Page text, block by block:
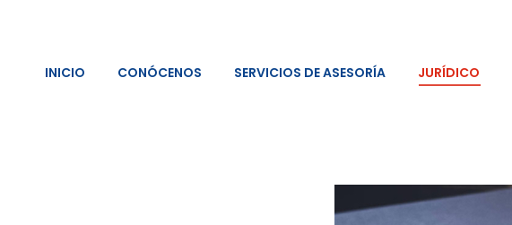
INICIO CONÓCENOS SERVICIOS DE ASESORÍA JURÍDICO